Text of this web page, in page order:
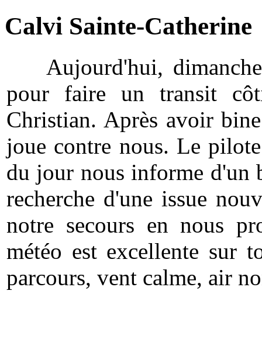
Calvi Sainte-Catherine
Aujourd'hui, dimanche
pour faire un transit
Christian. Après avoir
joue contre nous. Le
du jour nous informe d'un
recherche d'une issue
notre secours en nous
météo est excellente sur
parcours, vent calme, air